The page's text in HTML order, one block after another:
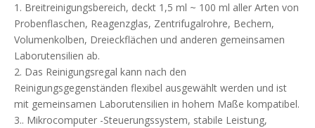
1. Breitreinigungsbereich, deckt 1,5 ml ~ 100 ml aller Arten von
Probenflaschen, Reagenzglas, Zentrifugalrohre, Bechern,
Volumenkolben, Dreieckflächen und anderen gemeinsamen
Laborutensilien ab.
2. Das Reinigungsregal kann nach den
Reinigungsgegenständen flexibel ausgewählt werden und ist
mit gemeinsamen Laborutensilien in hohem Maße kompatibel.
3.. Mikrocomputer -Steuerungssystem, stabile Leistung,